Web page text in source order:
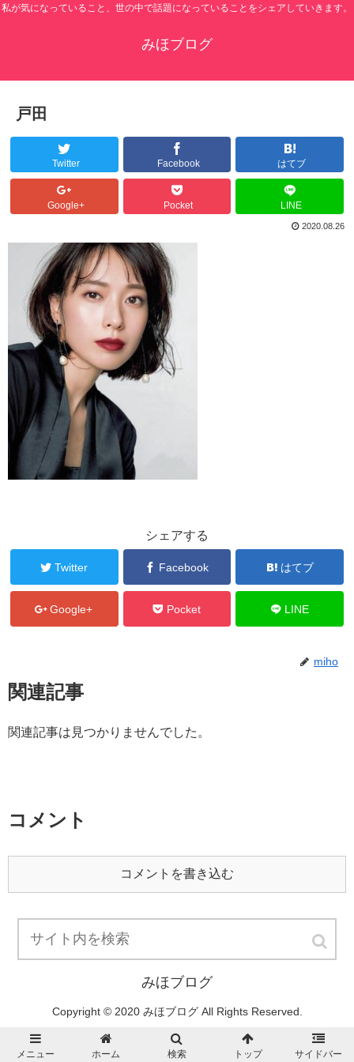
私が気になっていること、世の中で話題になっていることをシェアしていきます。
みほブログ
戸田
Twitter Facebook はてブ
Google+ Pocket LINE
2020.08.26
シェアする
Twitter Facebook はてブ
Google+ Pocket LINE
miho
関連記事
関連記事は見つかりませんでした。
コメント
コメントを書き込む
みほブログ
Copyright © 2020 みほブログ All Rights Reserved.
メニュー ホーム 検索 トップ サイドバー